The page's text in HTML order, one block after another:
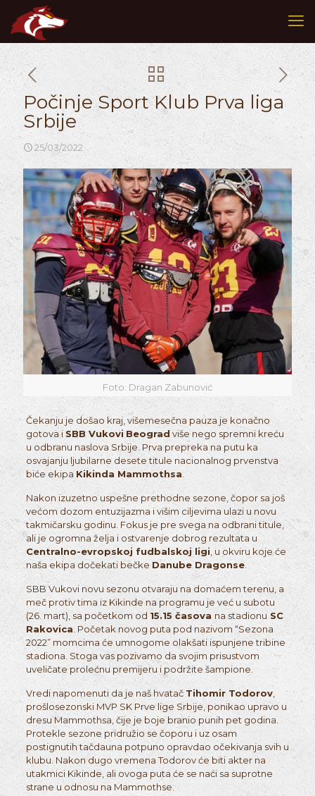
Počinje Sport Klub Prva liga
Srbije
25/03/2022
Foto: Dragan Zabunović
Čekanju je došao kraj, višemesečna pauza je konačno
gotova i SBB Vukovi Beograd više nego spremni kreću
u odbranu naslova Srbije. Prva prepreka na putu ka
osvajanju ljubilarne desete titule nacionalnog prvenstva
biće ekipa Kikinda Mammothsa
Nakon izuzetno uspešne prethodne sezone, čopor sa još
većom dozom entuzijazma i višim ciljevima ulazi u novu
takmičarsku godinu. Fokus je pre svega na odbrani titule,
ali je ogromna želja i ostvarenje dobrog rezultata u
Centralno-evropskoj fudbalskoj ligi , u okviru koje će
naša ekipa dočekati bečke Danube Dragonse.
SBB Vukovi novu sezonu otvaraju na domaćem terenu, a
meč protiv tima iz Kikinde na programu je već u subotu
(26. mart), sa početkom od 15.15 časova na stadionu SC
Rakovica . Početak novog puta pod nazivom “Sezona
2022” momcima će umnogome olakšati ispunjene tribine
stadiona. Stoga vas pozivamo da svojim prisustvom
uveličate prolećnu premijeru i podržite šampione.
Vredi napomenuti da je naš hvatač Tihomir Todorov,
prošlosezonski MVP SK Prve lige Srbije, ponikao upravo u
dresu Mammothsa, čije je boje branio punih pet godina.
Protekle sezone pridružio se čoporu i uz osam
postignutih tačdauna potpuno opravdao očekivanja svih u
klubu. Nakon dugo vremena Todorov će biti akter na
utakmici Kikinde, ali ovoga puta će se naći sa suprotne
strane u odnosu na Mammothse.